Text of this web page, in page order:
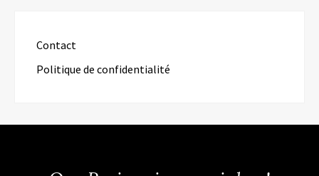
Contact
Politique de confidentialité